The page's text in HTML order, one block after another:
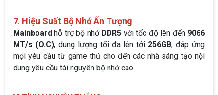
7. Hiệu Suất Bộ Nhớ Ấn Tượng
Mainboard hỗ trợ bộ nhớ DDR5 với tốc độ lên đến 9066
MT/s (O.C), dung lượng tối đa lên tới 256GB, đáp ứng
mọi yêu cầu từ game thủ cho đến các nhà sáng tạo nội
dung yêu cầu tài nguyên bộ nhớ cao.